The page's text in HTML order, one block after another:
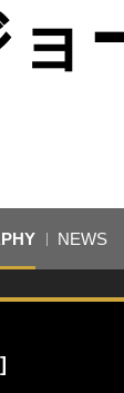
NEWS